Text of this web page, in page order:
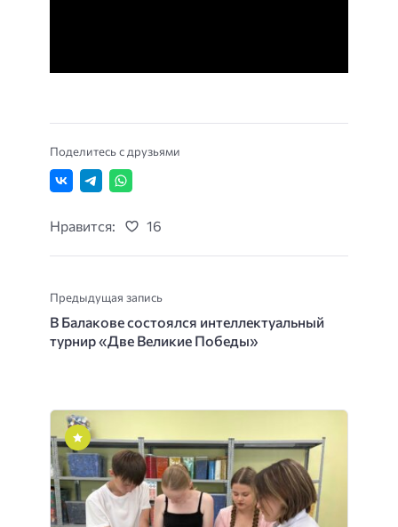
Поделитесь с друзьями
Нравится: 16
Предыдущая запись
В Балакове состоялся интеллектуальный
турнир «Две Великие Победы»